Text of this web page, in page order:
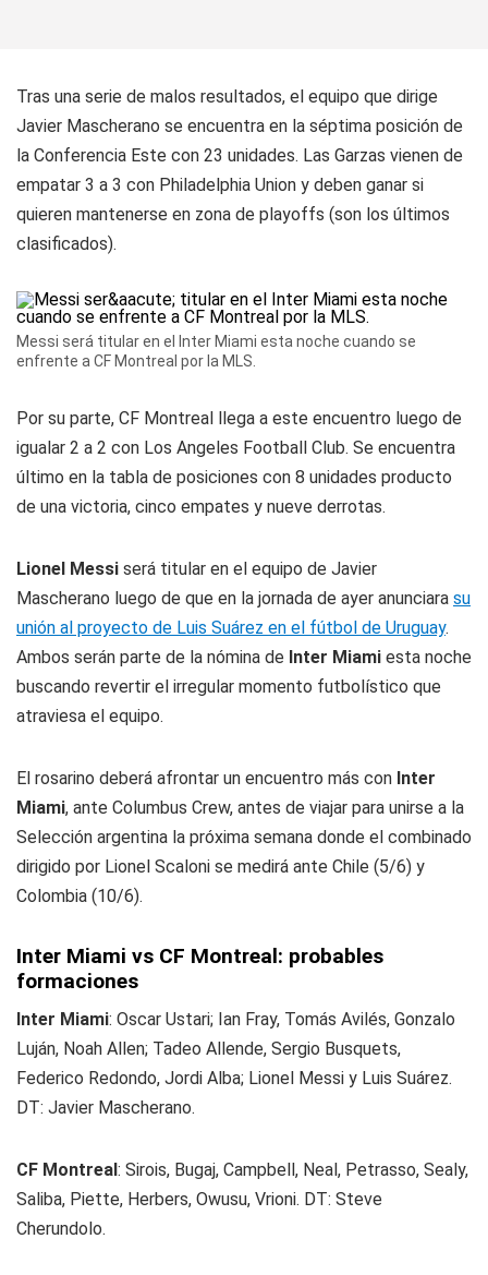
Tras una serie de malos resultados, el equipo que dirige
Javier Mascherano se encuentra en la séptima posición de
la Conferencia Este con 23 unidades. Las Garzas vienen de
empatar 3 a 3 con Philadelphia Union y deben ganar si
quieren mantenerse en zona de playoffs (son los últimos
clasificados).
Messi será titular en el Inter Miami esta noche cuando se
enfrente a CF Montreal por la MLS.
Por su parte, CF Montreal llega a este encuentro luego de
igualar 2 a 2 con Los Angeles Football Club. Se encuentra
último en la tabla de posiciones con 8 unidades producto
de una victoria, cinco empates y nueve derrotas.
Lionel Messi será titular en el equipo de Javier
Mascherano luego de que en la jornada de ayer anunciara su
unión al proyecto de Luis Suárez en el fútbol de Uruguay.
Ambos serán parte de la nómina de Inter Miami esta noche
buscando revertir el irregular momento futbolístico que
atraviesa el equipo.
El rosarino deberá afrontar un encuentro más con Inter
Miami, ante Columbus Crew, antes de viajar para unirse a la
Selección argentina la próxima semana donde el combinado
dirigido por Lionel Scaloni se medirá ante Chile (5/6) y
Colombia (10/6).
Inter Miami vs CF Montreal: probables
formaciones
Inter Miami: Oscar Ustari; Ian Fray, Tomás Avilés, Gonzalo
Luján, Noah Allen; Tadeo Allende, Sergio Busquets,
Federico Redondo, Jordi Alba; Lionel Messi y Luis Suárez.
DT: Javier Mascherano.
CF Montreal: Sirois, Bugaj, Campbell, Neal, Petrasso, Sealy,
Saliba, Piette, Herbers, Owusu, Vrioni. DT: Steve
Cherundolo.